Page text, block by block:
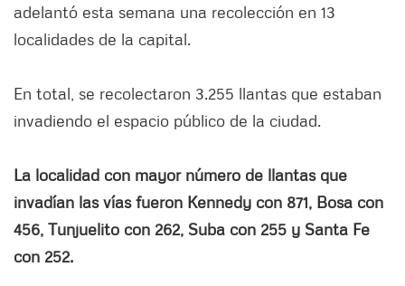
adelantó esta semana una recolección en 13
localidades de la capital.
En total, se recolectaron 3.255 llantas que estaban
invadiendo el espacio público de la ciudad.
La localidad con mayor número de llantas que
invadían las vías fueron Kennedy con 871, Bosa con
456, Tunjuelito con 262, Suba con 255 y Santa Fe
con 252.